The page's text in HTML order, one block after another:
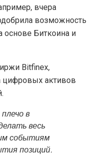
вчера
возможность
основе Биткоина и
Bitfinex,
цифровых активов
в
весь
событиям
позиций.